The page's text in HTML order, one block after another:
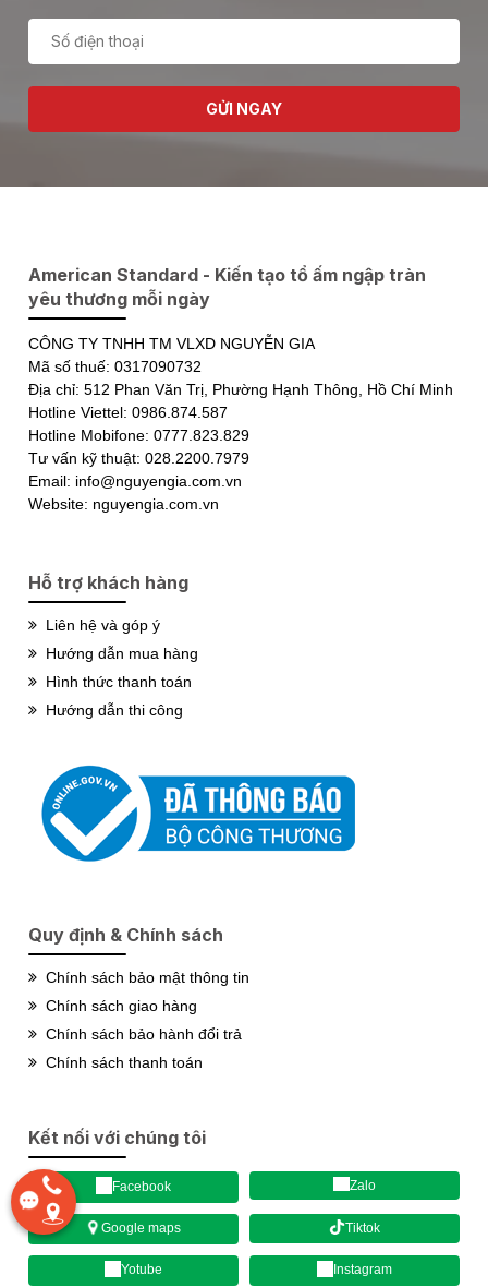
GỬI NGAY
American Standard - Kiến tạo tổ ấm ngập tràn
yêu thương mỗi ngày
CÔNG TY TNHH TM VLXD NGUYỄN GIA
Mã số thuế: 0317090732
Địa chỉ: 512 Phan Văn Trị, Phường Hạnh Thông, Hồ Chí Minh
Hotline Viettel: 0986.874.587
Hotline Mobifone: 0777.823.829
Tư vấn kỹ thuật: 028.2200.7979
Email: info@nguyengia.com.vn
Website: nguyengia.com.vn
Hỗ trợ khách hàng
Liên hệ và góp ý
Hướng dẫn mua hàng
Hình thức thanh toán
Hướng dẫn thi công
Quy định & Chính sách
Chính sách bảo mật thông tin
Chính sách giao hàng
Chính sách bảo hành đổi trả
Chính sách thanh toán
Kết nối với chúng tôi
Facebook Zalo
Google maps Tiktok
Yotube Instagram